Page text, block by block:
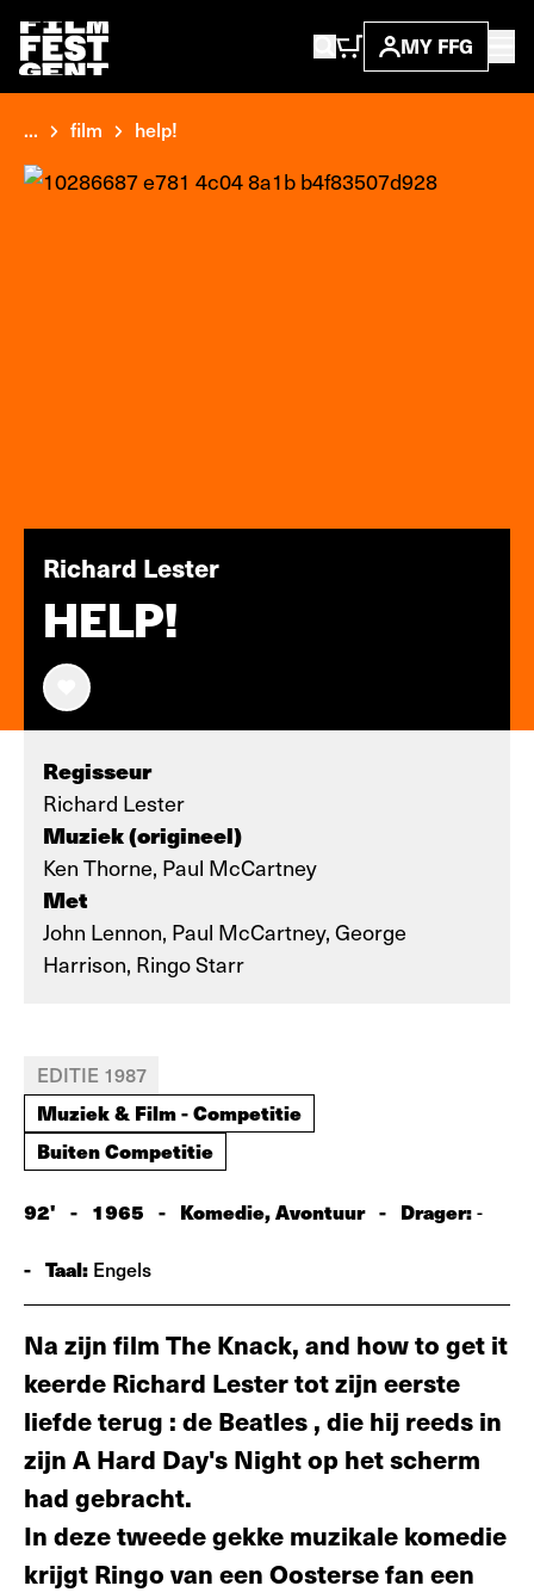
MY FFG
... film help!
Richard Lester
HELP!
Regisseur
Richard Lester
Muziek (origineel)
Ken Thorne, Paul McCartney
Met
John Lennon, Paul McCartney, George
Harrison, Ringo Starr
EDITIE 1987
Muziek & Film - Competitie
Buiten Competitie
92' - 1965 - Komedie, Avontuur - Drager:-
- Taal: Engels
Na zijn film The Knack, and how to get it
keerde Richard Lester tot zijn eerste
liefde terug : de Beatles , die hij reeds in
zijn A Hard Day's Night op het scherm
had ge­bracht.
In deze tweede gekke muzikale komedie
krijgt Ringo van een Oosterse fan een